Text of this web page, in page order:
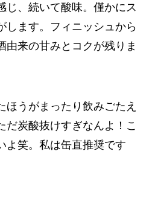
じ、続いて酸味。僅かにス
します。フィニッシュから
由来の甘みとコクが残りま
ほうがまったり飲みごたえ
だ炭酸抜けすぎなんよ！こ
よ笑。私は缶直推奨です